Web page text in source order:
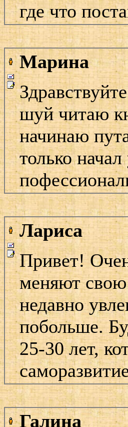
где что
Марина
шуй читаю
начинаю
только
Лариса
Привет!
меняют
недавно
побольше.
25-30 лет,
Галина